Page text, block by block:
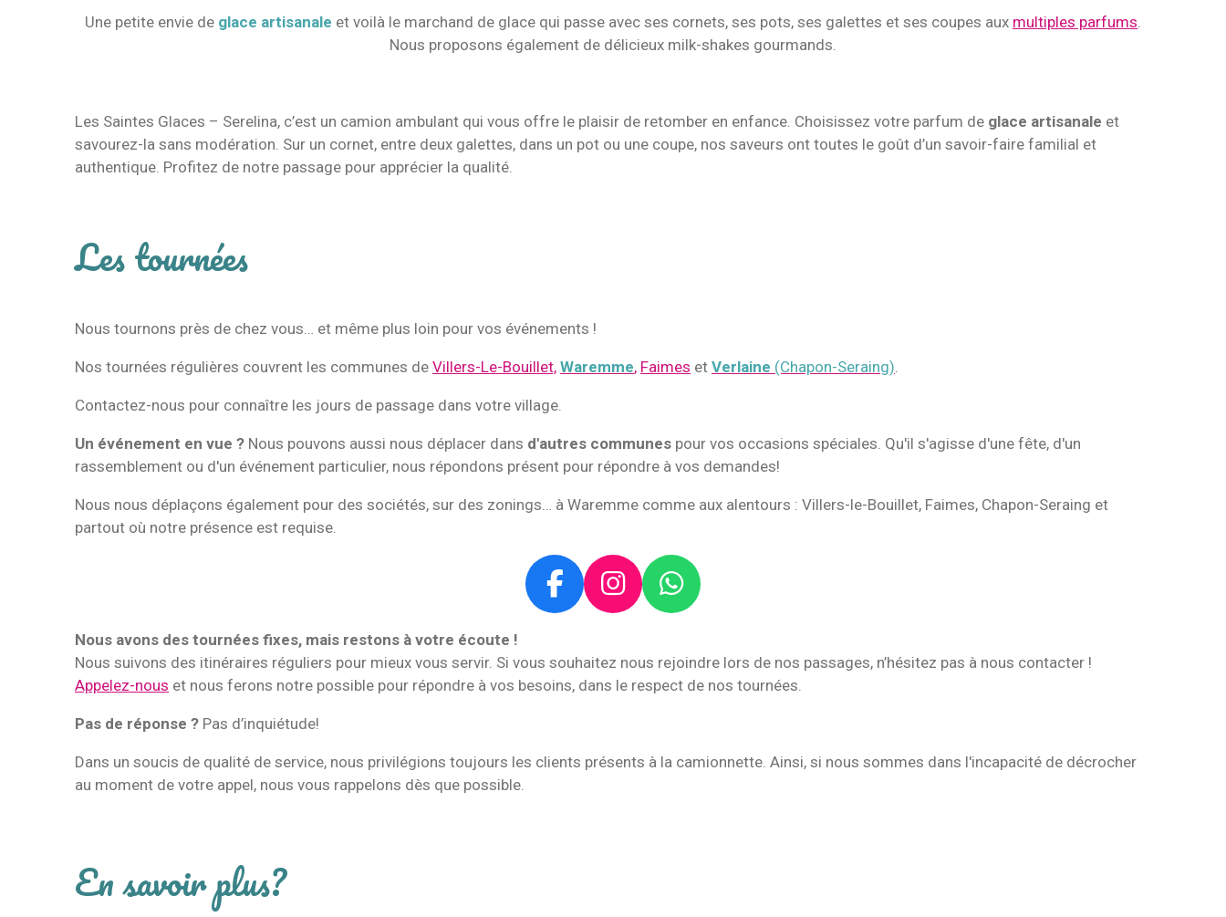
Une petite envie de glace artisanale et voilà le marchand de glace qui passe avec ses cornets, ses pots, ses galettes et ses coupes aux multiples parfums.
Nous proposons également de délicieux milk-shakes gourmands.
Les Saintes Glaces – Serelina, c’est un camion ambulant qui vous offre le plaisir de retomber en enfance. Choisissez votre parfum de glace artisanale et
savourez-la sans modération. Sur un cornet, entre deux galettes, dans un pot ou une coupe, nos saveurs ont toutes le goût d’un savoir-faire familial et
authentique. Profitez de notre passage pour apprécier la qualité.
Les tournées
Nous tournons près de chez vous… et même plus loin pour vos événements !
Nos tournées régulières couvrent les communes de Villers-Le-Bouillet, Waremme, Faimes et Verlaine (Chapon-Seraing).
Contactez-nous pour connaître les jours de passage dans votre village.
Un événement en vue ? Nous pouvons aussi nous déplacer dans d'autres communes pour vos occasions spéciales. Qu'il s'agisse d'une fête, d'un
rassemblement ou d'un événement particulier, nous répondons présent pour répondre à vos demandes!
Nous nous déplaçons également pour des sociétés, sur des zonings… à Waremme comme aux alentours : Villers-le-Bouillet, Faimes, Chapon-Seraing et
partout où notre présence est requise.
F
e
o
I
t
r
W
a
t
p
Nous avons des tournées fixes, mais restons à votre écoute !
Nous suivons des itinéraires réguliers pour mieux vous servir. Si vous souhaitez nous rejoindre lors de nos passages, n’hésitez pas à nous contacter !
Appelez-nous et nous ferons notre possible pour répondre à vos besoins, dans le respect de nos tournées.
Pas de réponse ? Pas d’inquiétude!
Dans un soucis de qualité de service, nous privilégions toujours les clients présents à la camionnette. Ainsi, si nous sommes dans l'incapacité de décrocher
au moment de votre appel, nous vous rappelons dès que possible.
En savoir plus?